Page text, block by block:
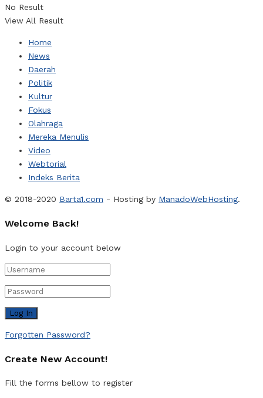
No Result
View All Result
Home
News
Daerah
Politik
Kultur
Fokus
Olahraga
Mereka Menulis
Video
Webtorial
Indeks Berita
© 2018-2020 Barta1.com - Hosting by ManadoWebHosting.
Welcome Back!
Login to your account below
Forgotten Password?
Create New Account!
Fill the forms bellow to register